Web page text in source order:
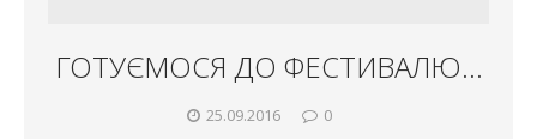
ГОТУЄМОСЯ ДО ФЕСТИВАЛЮ…
25.09.2016 0